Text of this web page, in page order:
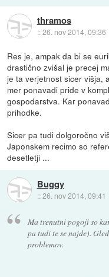
thramos
::26. nov 2014, 09:36
Res je, ampak da bi se
drastično zvišal je precej
je ta verjetnost sicer višja,
mer ponavadi pride v
gospodarstva. Kar
prihodke.
Sicer pa tudi dolgoročno
Japonskem recimo so
desetletji ...
Buggy
::26. nov 2014, 09:41
Ma trenutni pogoji so
pa tudi te se najde).
problemov.